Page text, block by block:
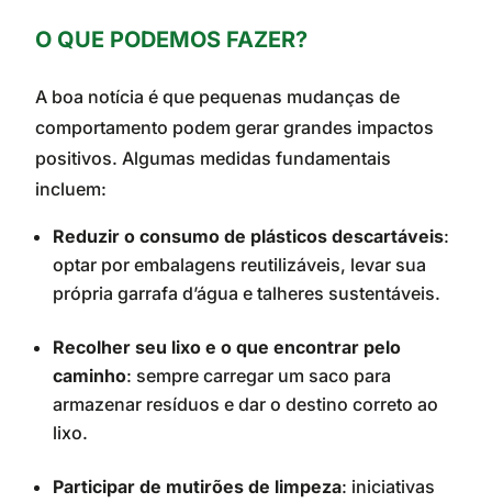
O QUE PODEMOS FAZER?
A boa notícia é que pequenas mudanças de
comportamento podem gerar grandes impactos
positivos. Algumas medidas fundamentais
incluem:
Reduzir o consumo de plásticos descartáveis:
optar por embalagens reutilizáveis, levar sua
própria garrafa d’água e talheres sustentáveis.
Recolher seu lixo e o que encontrar pelo
caminho: sempre carregar um saco para
armazenar resíduos e dar o destino correto ao
lixo.
Participar de mutirões de limpeza: iniciativas